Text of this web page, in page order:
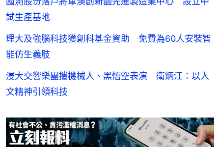
試生產基地
理大及強腦科技獲創科基金資助 免費為60人安裝智
能仿生義肢
浸大交響樂團攜機械人、黑悟空表演 衛炳江：以人
文精神引領科技